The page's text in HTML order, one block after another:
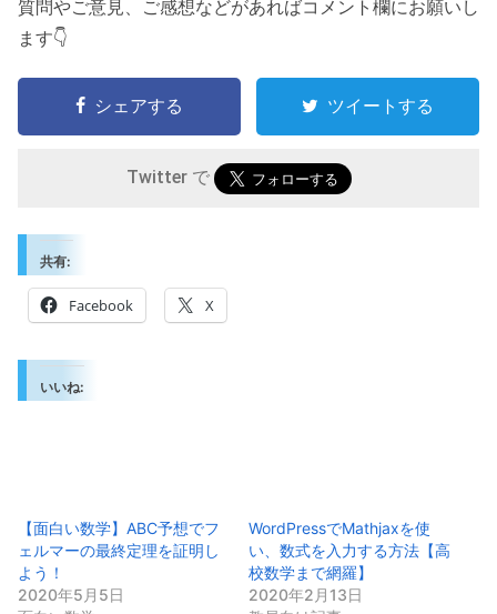
質問やご意見、ご感想などがあればコメント欄にお願いし
ます👇
シェアする ツイートする
Twitter で
共有:
Facebook X
いいね:
【面白い数学】ABC予想でフ
ェルマーの最終定理を証明し
よう！
2020年5月5日
WordPressでMathjaxを使
い、数式を入力する方法【高
校数学まで網羅】
2020年2月13日